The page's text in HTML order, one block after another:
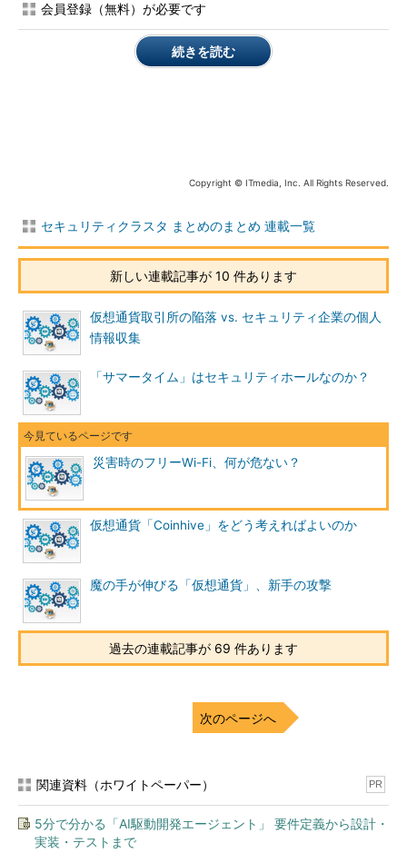
またサイトによっては、同名の偽アクセスポイントに接続しな
いよう、必要な通信が済んだら自動接続対象から削除する用心が
欠けているという指摘もありました。
この他、災害時の混乱を利用した犯罪行為もありました。募金
サイトをかたるサイトです。大掛かりなものとしては「Yahoo!ネ
ット募金」の偽サイトが公開されており、注意が呼び掛けられて
いました。
会員登録（無料）が必要です
続きを読む
Copyright © ITmedia, Inc. All Rights Reserved.
セキュリティクラスタ まとめのまとめ 連載一覧
新しい連載記事が 10 件あります
仮想通貨取引所の陥落 vs. セキュリティ企業の個人
情報収集
「サマータイム」はセキュリティホールなのか？
災害時のフリーWi-Fi、何が危ない？
仮想通貨「Coinhive」をどう考えればよいのか
魔の手が伸びる「仮想通貨」、新手の攻撃
過去の連載記事が 69 件あります
次のページへ
関連資料（ホワイトペーパー） PR
5分で分かる「AI駆動開発エージェント」 要件定義から設計・
実装・テストまで